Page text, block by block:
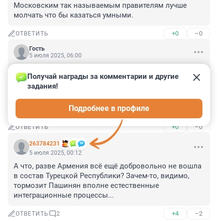
Московским так называемым правителям лучше
молчать что бы казаться умными.
ОТВЕТИТЬ +0 –0
Гость
5 июля 2025, 06:00
сами себя не любим и не уважаем!Когда Медведь
хочет залезть в свою берлогу и немного подремать, а
собачки мешают , кусают его, дразнят, а Мишка может
рассердится по - настоящему....
ОТВЕТИТЬ +0 –0
263784231
Получай награды за комментарии и другие
задания!
Подробнее в профиле
5 июля 2025, 00:12
А что, разве Армения всё ещё добровольно не вошла
в состав Турецкой Республики? Зачем-то, видимо,
тормозит Пашинян вполне естественные
интеграционные процессы...
ОТВЕТИТЬ 2 +4 –2